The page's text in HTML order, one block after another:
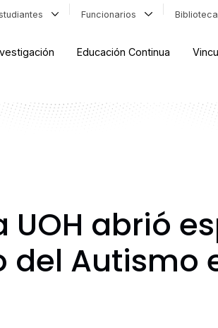
Funcionarios Biblioteca
Educación Continua
abrió
del Autismo